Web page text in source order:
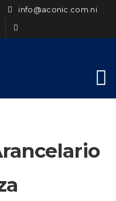
info@aconic.com.ni